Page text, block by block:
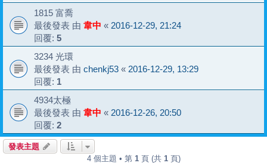
1815 富喬
最後發表 由 韋中 « 2016-12-29, 21:24
回覆: 5
3234 光環
最後發表 由 chenkj53 « 2016-12-29, 13:29
回覆: 1
4934太極
最後發表 由 韋中 « 2016-12-26, 20:50
回覆: 2
發表主題
4 個主題 • 第 1頁 (共 1頁)